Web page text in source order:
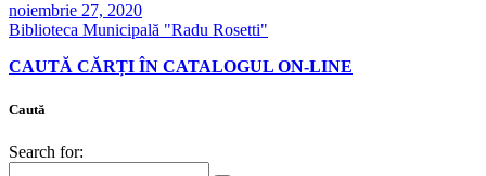
noiembrie 27, 2020
Biblioteca Municipală "Radu Rosetti"
CAUTĂ CĂRȚI ÎN CATALOGUL ON-LINE
Caută
Search for: